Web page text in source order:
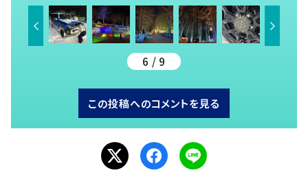
6 / 9
この投稿へのコメントを見る